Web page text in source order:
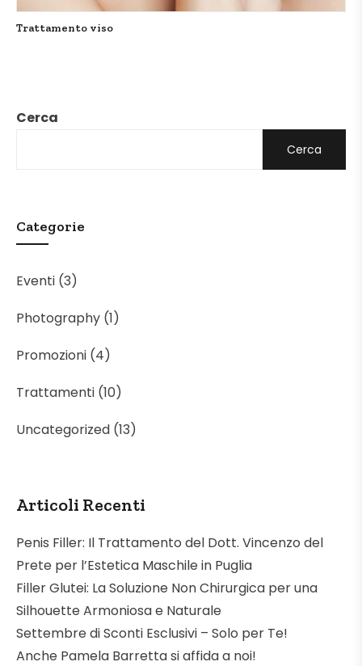
Cerca
Cerca
Categorie
Eventi (3)
Photography (1)
Promozioni (4)
Trattamenti (10)
Uncategorized (13)
Articoli Recenti
Penis Filler: Il Trattamento del Dott. Vincenzo del
Prete per l’Estetica Maschile in Puglia
Filler Glutei: La Soluzione Non Chirurgica per una
Silhouette Armoniosa e Naturale
Settembre di Sconti Esclusivi – Solo per Te!
Anche Pamela Barretta si affida a noi!
Trattamento viso